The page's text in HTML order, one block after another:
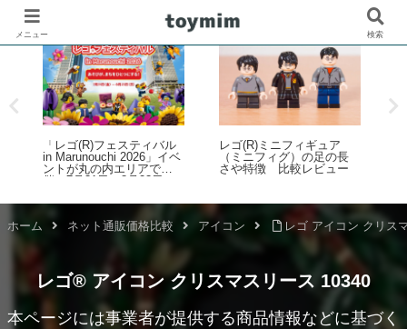
「レゴ(R)フェスティバル
in Marunouchi 2026」イベ
ントが丸の内エリアで開
催！7月31日～8月23日
レゴ(R)ミニフィギュア
（ミニフィグ）の足の長
さや特徴 比較レビュー
ホーム ネット通販価格比較 アイコン レゴ アイコン クリス
レゴ® アイコン クリスマスリース 10340
本ページには事業者が提供する商品情報などに基づく
メニュー 検索